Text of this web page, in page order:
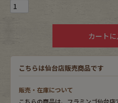
Fafatt
小物・アクセ
カート
こちらは仙台店販売商品です
販売・在庫について
こちらの商品は、フラミンゴ仙台店